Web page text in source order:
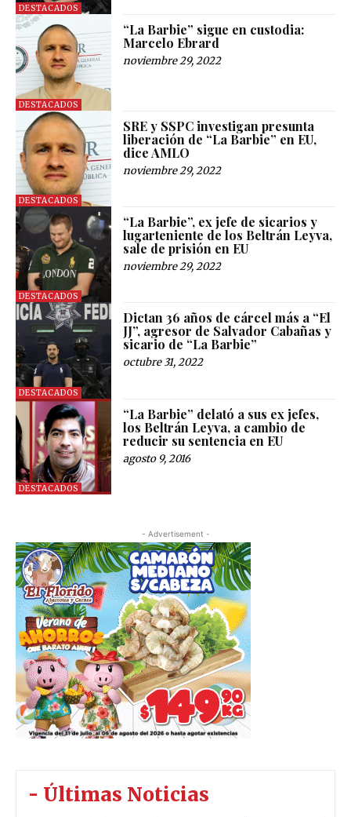
DESTACADOS
DESTACADOS
“La Barbie” sigue en custodia:
Marcelo Ebrard
noviembre 29, 2022
DESTACADOS
SRE y SSPC investigan presunta
liberación de “La Barbie” en EU,
dice AMLO
noviembre 29, 2022
DESTACADOS
“La Barbie”, ex jefe de sicarios y
lugarteniente de los Beltrán Leyva,
sale de prisión en EU
noviembre 29, 2022
DESTACADOS
Dictan 36 años de cárcel más a “El
JJ”, agresor de Salvador Cabañas y
sicario de “La Barbie”
octubre 31, 2022
DESTACADOS
“La Barbie” delató a sus ex jefes,
los Beltrán Leyva, a cambio de
reducir su sentencia en EU
agosto 9, 2016
- Advertisement -
- Últimas Noticias